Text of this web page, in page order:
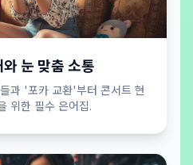
눈 맞춤 소통
과 '포카 교환'부터 콘서트 현
위한 필수 은어집.